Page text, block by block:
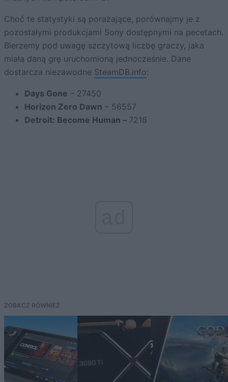
Choć te statystyki są porażające, porównajmy je z
pozostałymi produkcjami Sony dostępnymi na pecetach.
Bierzemy pod uwagę szczytową liczbę graczy, jaka
miała daną grę uruchomioną jednocześnie. Dane
dostarcza niezawodne SteamDB.info:
Days Gone – 27450
Horizon Zero Dawn – 56557
Detroit: Become Human – 7218
ZOBACZ RÓWNIEŻ